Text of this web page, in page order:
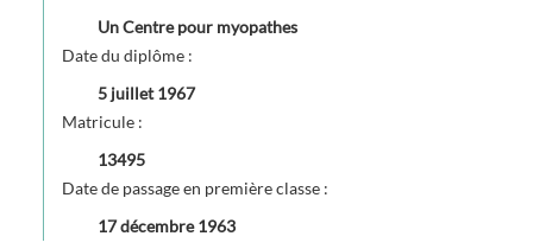
Un Centre pour myopathes
Date du diplôme :
5 juillet 1967
Matricule :
13495
Date de passage en première classe :
17 décembre 1963